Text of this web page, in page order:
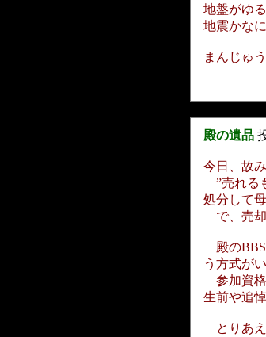
地盤がゆ
地震かな
まんじゅ
殿の遺品
今日、故
”売れる
処分して
で、売却
殿のBBS
う方式が
参加資格
生前や追
とりあえ